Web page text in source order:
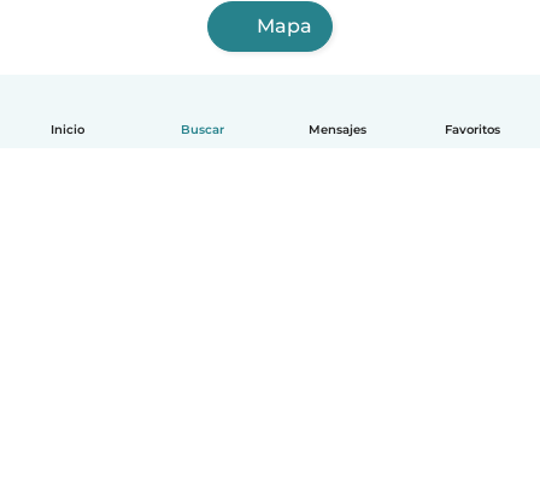
Inicio Buscar Mensajes Favoritos
Mapa